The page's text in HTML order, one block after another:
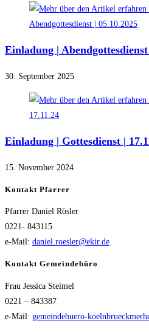
Einladung |
30. September 2025
Einladung | Gottesdienst |
15. November 2024
Kontakt Pfarrer
Pfarrer Daniel Rösler
0221- 843115
e-Mail: daniel.roesler@ekir.de
Kontakt Gemeindebüro
Frau Jessica Steimel
0221 – 843387
e-Mail: gemeindebuero-